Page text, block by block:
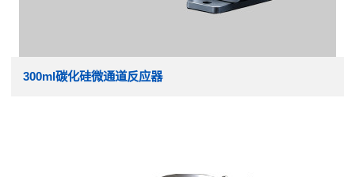
300ml碳化硅微通道反应器